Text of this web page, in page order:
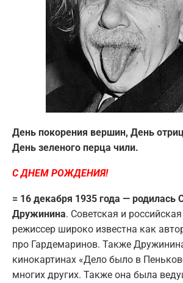
День покорения вершин, День
День зеленого перца чили.
С ДНЕМ РОЖДЕНИЯ!
= 16 декабря 1935 года — родилась
Дружинина. Советская и
режиссер широко известна как
про Гардемаринов. Также
кинокартинах «Дело было в
многих других. Также она была